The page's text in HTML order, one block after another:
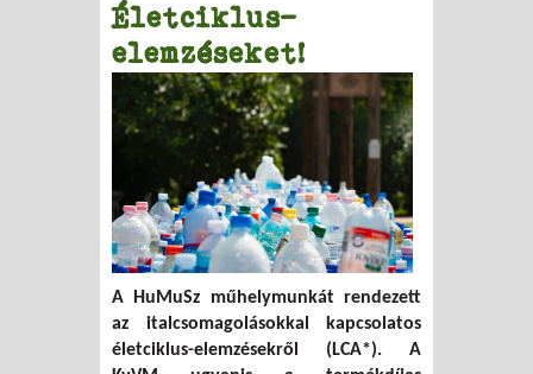
Életciklus-
elemzéseket!
A HuMuSz műhelymunkát rendezett
az italcsomagolásokkal kapcsolatos
életciklus-elemzésekről (LCA*). A